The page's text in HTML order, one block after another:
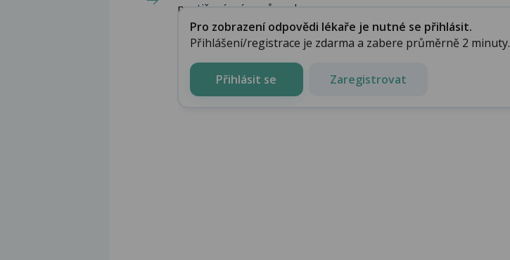
postižením úponů sval...
Pro zobrazení odpovědi lékaře je nutné se přihlásit.
Přihlášení/registrace je zdarma a zabere průměrně 2 minuty.
Přihlásit se Zaregistrovat